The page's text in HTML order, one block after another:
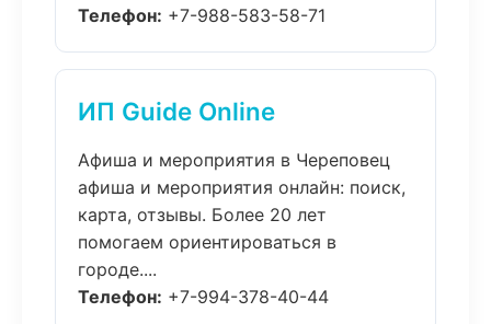
Телефон: +7-988-583-58-71
ИП Guide Online
Афиша и мероприятия в Череповец
афиша и мероприятия онлайн: поиск,
карта, отзывы. Более 20 лет
помогаем ориентироваться в
городе....
Телефон: +7-994-378-40-44